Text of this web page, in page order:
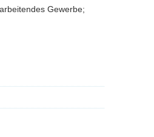
Gewerbe;